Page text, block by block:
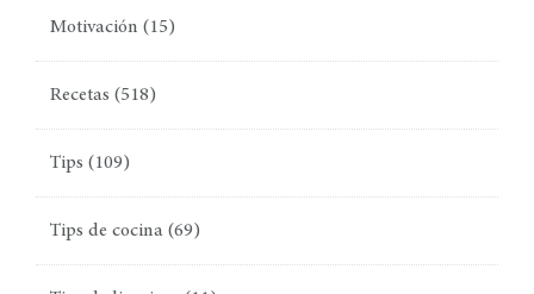
Motivación (15)
Recetas (518)
Tips (109)
Tips de cocina (69)